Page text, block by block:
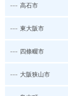
--- 高石市
--- 東大阪市
--- 四條畷市
--- 大阪狭山市